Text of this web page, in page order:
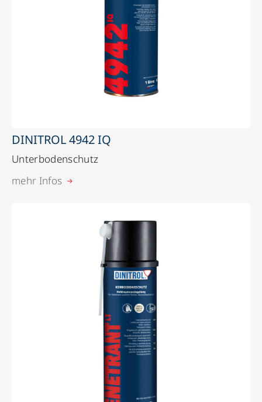
DINITROL 4942 IQ
Unterbodenschutz
mehr Infos